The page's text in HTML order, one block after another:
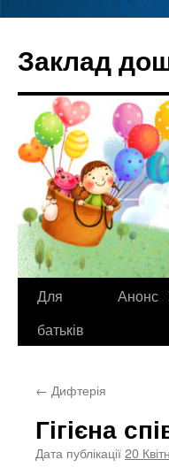
вмісту
Заклад
Для
батьків
Анонс
← Дифтерія
Гігієна
Дата публікації20